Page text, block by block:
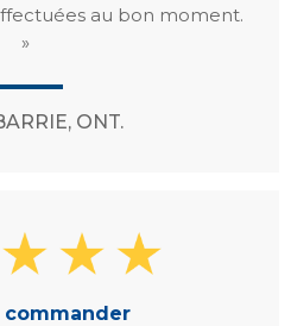
au bon moment.
»
ONT.
commander